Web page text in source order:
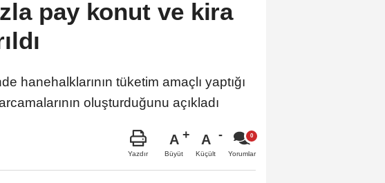
pay konut ve kira
hanehalklarının tüketim amaçlı yaptığı
oluşturduğunu açıkladı
Yazdır
A
Büyüt
A
Küçült Yorumlar